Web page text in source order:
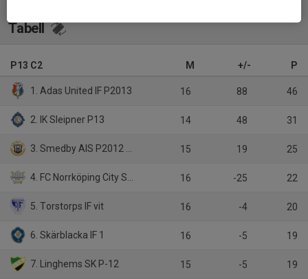
Tabell
P13 C2 M +/- P
1. Adas United IF P2013 16 88 46
2. IK Sleipner P13 14 48 31
3. Smedby AIS P2012 Gul 15 19 25
4. FC Norrköping City Svart 16 -25 22
5. Torstorps IF vit 16 -4 20
6. Skärblacka IF 1 16 -5 19
7. Linghems SK P-12 15 -5 19